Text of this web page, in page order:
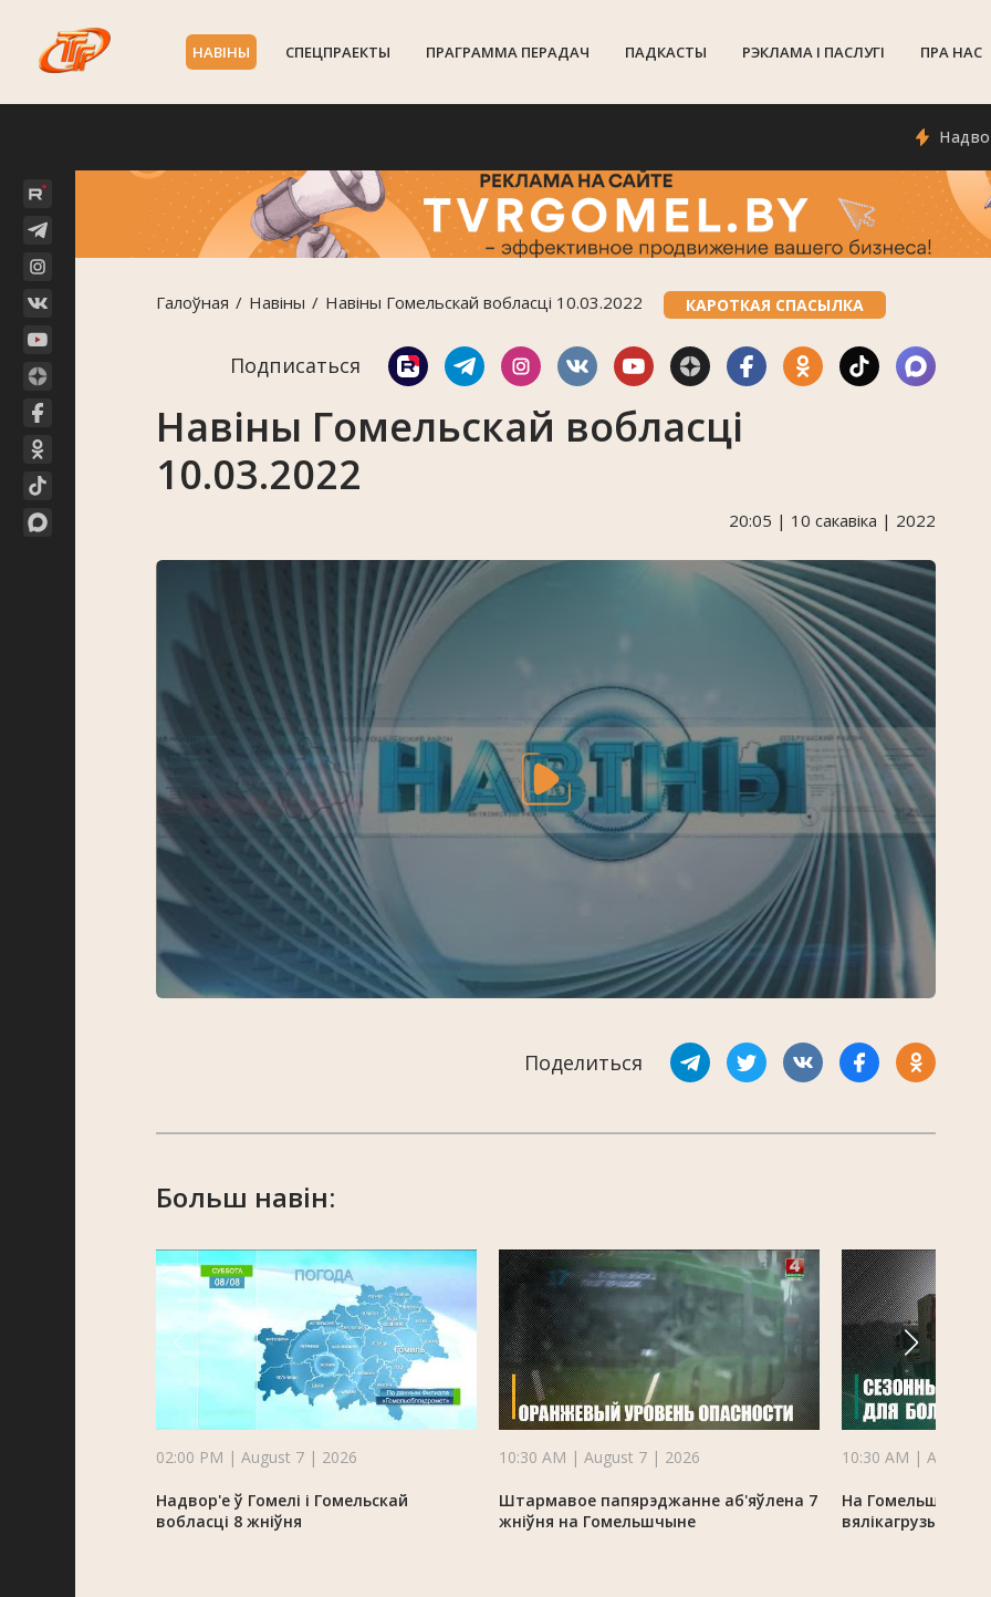
НАВIНЫ СПЕЦПРАЕКТЫ ПРАГРАММА ПЕРАДАЧ ПАДКАСТЫ РЭКЛАМА I ПАСЛУГI ПРА НАС
Надвор'е ў
Галоўная Навiны Навіны Гомельскай вобласці 10.03.2022 КАРОТКАЯ СПАСЫЛКА
Подписаться
Навіны Гомельскай вобласці
10.03.2022
20:05 | 10 сакавіка | 2022
Поделиться
Больш навін:
02:00 PM | August 7 | 2026
Надвор'е ў Гомелі і Гомельскай
вобласці 8 жніўня
10:30 AM | August 7 | 2026
Штармавое папярэджанне аб'яўлена 7
жніўня на Гомельшчыне
10:30 AM | August 7
На Гомельшчыне
вялікагрузы з-за